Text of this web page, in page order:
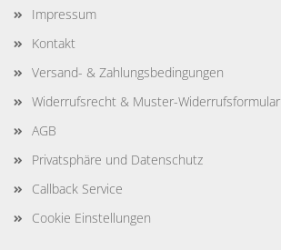
Impressum
Kontakt
Versand- & Zahlungsbedingungen
Widerrufsrecht & Muster-Widerrufsformular
AGB
Privatsphäre und Datenschutz
Callback Service
Cookie Einstellungen